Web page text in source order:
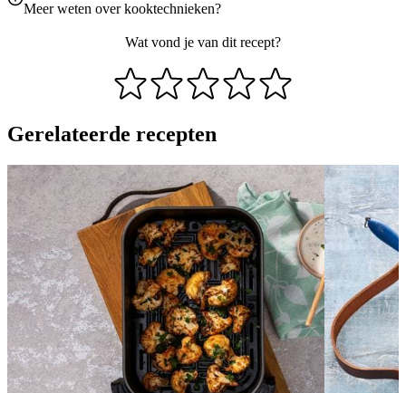
Meer weten overkooktechnieken?
Wat vond je van dit recept?
Gerelateerde recepten